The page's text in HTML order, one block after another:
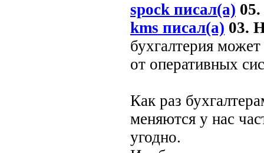
spock писал(а)
kms писал(а) 03.
бухгалтерия
от оперативных
Как раз
меняются у нас
угодно.